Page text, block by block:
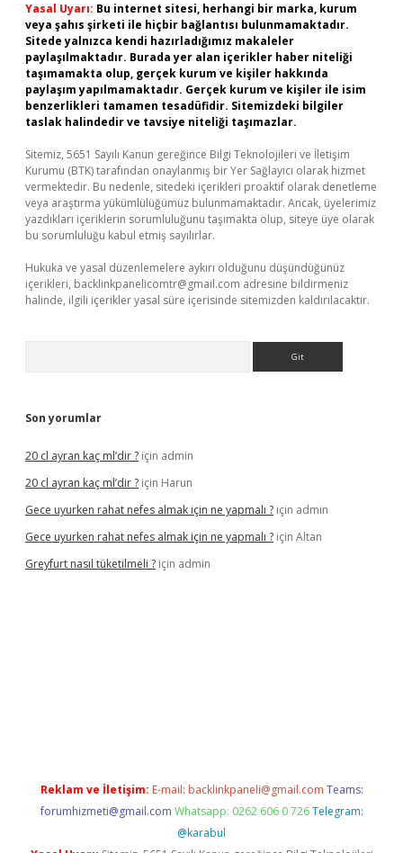
Yasal Uyarı: Bu internet sitesi, herhangi bir marka, kurum
veya şahıs şirketi ile hiçbir bağlantısı bulunmamaktadır.
Sitede yalnızca kendi hazırladığımız makaleler
paylaşılmaktadır. Burada yer alan içerikler haber niteliği
taşımamakta olup, gerçek kurum ve kişiler hakkında
paylaşım yapılmamaktadır. Gerçek kurum ve kişiler ile isim
benzerlikleri tamamen tesadüfidir. Sitemizdeki bilgiler
taslak halindedir ve tavsiye niteliği taşımazlar.
Sitemiz, 5651 Sayılı Kanun gereğince Bilgi Teknolojileri ve İletişim
Kurumu (BTK) tarafından onaylanmış bir Yer Sağlayıcı olarak hizmet
vermektedir. Bu nedenle, sitedeki içerikleri proaktif olarak denetleme
veya araştırma yükümlülüğümüz bulunmamaktadır. Ancak, üyelerimiz
yazdıkları içeriklerin sorumluluğunu taşımakta olup, siteye üye olarak
bu sorumluluğu kabul etmiş sayılırlar.
Hukuka ve yasal düzenlemelere aykırı olduğunu düşündüğünüz
içerikleri, backlinkpanelicomtr@gmail.com adresine bildirmeniz
halinde, ilgili içerikler yasal süre içerisinde sitemizden kaldırılacaktır.
Son yorumlar
20 cl ayran kaç ml’dir ? için admin
20 cl ayran kaç ml’dir ? için Harun
Gece uyurken rahat nefes almak için ne yapmalı ? için admin
Gece uyurken rahat nefes almak için ne yapmalı ? için Altan
Greyfurt nasıl tüketilmeli ? için admin
Reklam ve İletişim: E-mail: backlinkpaneli@gmail.com Teams:
forumhizmeti@gmail.com Whatsapp: 0262 606 0 726 Telegram:
@karabul